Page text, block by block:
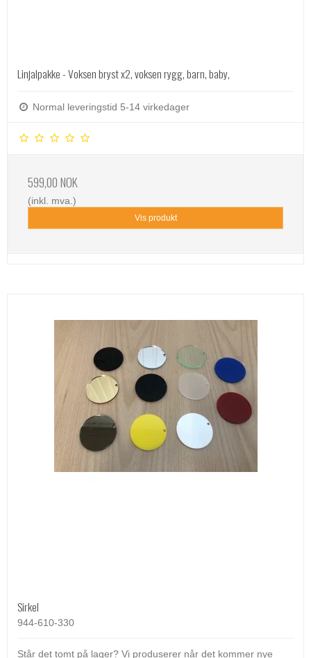
Linjalpakke - Voksen bryst x2, voksen rygg, barn, baby,
Normal leveringstid 5-14 virkedager
599,00 NOK
(inkl. mva.)
Vis produkt
Sirkel
944-610-330
Står det tomt på lager? Vi produserer når det kommer nye